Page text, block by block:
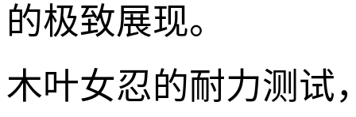
的极致展现。
木叶女忍的耐力测试